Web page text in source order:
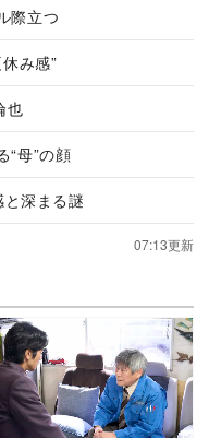
際立つ
み感”
也
“母”の顔
と深まる謎
07:13更新